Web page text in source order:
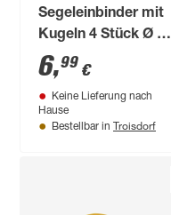
Segeleinbinder mit
Kugeln 4 Stück Ø 0,4
x 35 cm
6,99 €
Keine Lieferung nach
Hause
Bestellbar in Troisdorf